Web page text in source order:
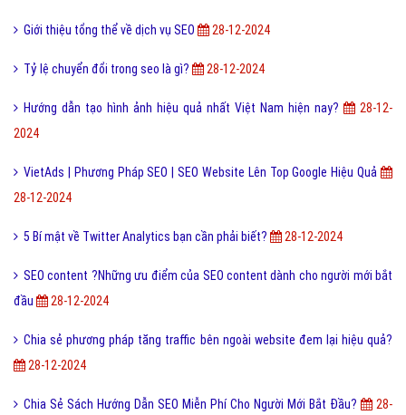
Giới thiệu tổng thể về dịch vụ SEO 28-12-2024
Tỷ lệ chuyển đổi trong seo là gì? 28-12-2024
Hướng dẫn tạo hình ảnh hiệu quả nhất Việt Nam hiện nay?
28-12-
2024
VietAds | Phương Pháp SEO | SEO Website Lên Top Google Hiệu Quả
28-12-2024
5 Bí mật về Twitter Analytics bạn cần phải biết? 28-12-2024
SEO content ?Những ưu điểm của SEO content dành cho người mới bắt
đầu
28-12-2024
Chia sẻ phương pháp tăng traffic bên ngoài website đem lại hiệu quả?
28-12-2024
Chia Sẻ Sách Hướng Dẫn SEO Miễn Phí Cho Người Mới Bắt Đầu?
28-